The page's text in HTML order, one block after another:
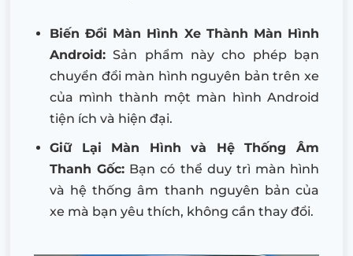
Biến Đổi Màn Hình Xe Thành Màn Hình
Android: Sản phẩm này cho phép bạn
chuyển đổi màn hình nguyên bản trên xe
của mình thành một màn hình Android
tiện ích và hiện đại.
Giữ Lại Màn Hình và Hệ Thống Âm
Thanh Gốc: Bạn có thể duy trì màn hình
và hệ thống âm thanh nguyên bản của
xe mà bạn yêu thích, không cần thay đổi.